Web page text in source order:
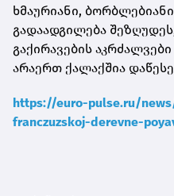
ხმაურიანი,
გადაადგილება
გაქირავების
არაერთ ქალაქშია
https://euro-pulse.ru/
franczuzskoj-derevne-